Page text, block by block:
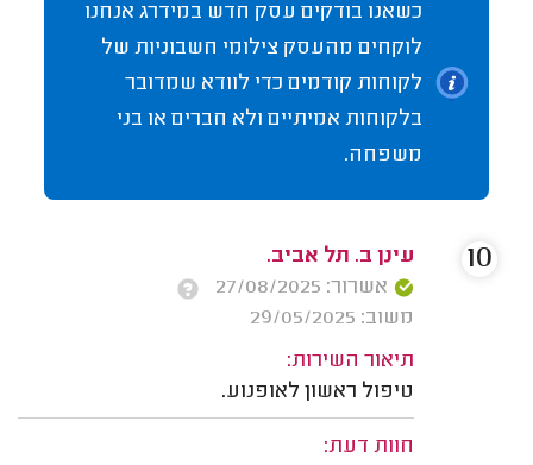
כשאנו בודקים עסק חדש במידרג אנחנו
לוקחים מהעסק צילומי חשבוניות של
לקוחות קודמים כדי לוודא שמדובר
בלקוחות אמיתיים ולא חברים או בני
משפחה.
עינן ב. תל אביב.
אשרור: 27/08/2025
משוב: 29/05/2025
תיאור השירות:
טיפול ראשון לאופנוע.
חוות דעת:
10